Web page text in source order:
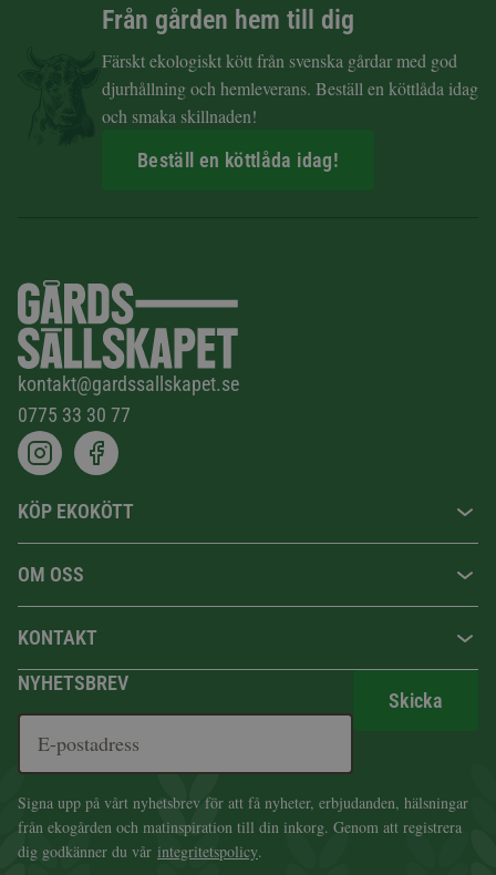
Från gården hem till dig
Färskt ekologiskt kött från svenska gårdar med god
djurhållning och hemleverans. Beställ en köttlåda idag
och smaka skillnaden!
Beställ en köttlåda idag!
kontakt@gardssallskapet.se
0775 33 30 77
KÖP EKOKÖTT
OM OSS
KONTAKT
NYHETSBREV
Skicka
Signa upp på vårt nyhetsbrev för att få nyheter, erbjudanden, hälsningar
från ekogården och matinspiration till din inkorg. Genom att registrera
dig godkänner du vår integritetspolicy.